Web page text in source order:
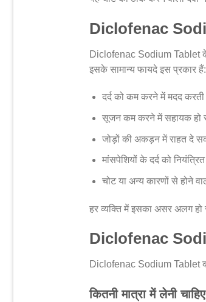
Diclofenac
Diclofenac Sodium Tablet
इसके सामान्य फायदे इस प्रकार हैं:
दर्द को कम करने में मदद करती
सूजन कम करने में सहायक हो
जोड़ों की अकड़न में राहत दे
मांसपेशियों के दर्द को
चोट या अन्य कारणों से होने
हर व्यक्ति में इसका असर अलग हो
Diclofenac
Diclofenac Sodium Tablet की
कितनी मात्रा में लेनी